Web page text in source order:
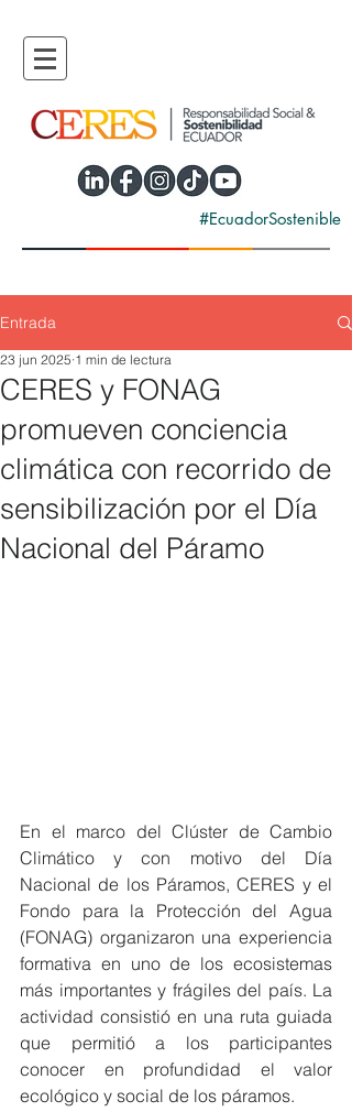
#EcuadorSostenible
Entrada
CERES y FONAG
promueven conciencia
climática con recorrido de
sensibilización por el Día
Nacional del Páramo
23 jun 2025 1 min de lectura
En el marco del Clúster de Cambio
Climático y con motivo del Día
Nacional de los Páramos, CERES y el
Fondo para la Protección del Agua
(FONAG) organizaron una experiencia
formativa en uno de los ecosistemas
más importantes y frágiles del país. La
actividad consistió en una ruta guiada
que permitió a los participantes
conocer en profundidad el valor
ecológico y social de los páramos.